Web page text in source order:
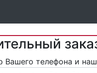
Вашего телефона и